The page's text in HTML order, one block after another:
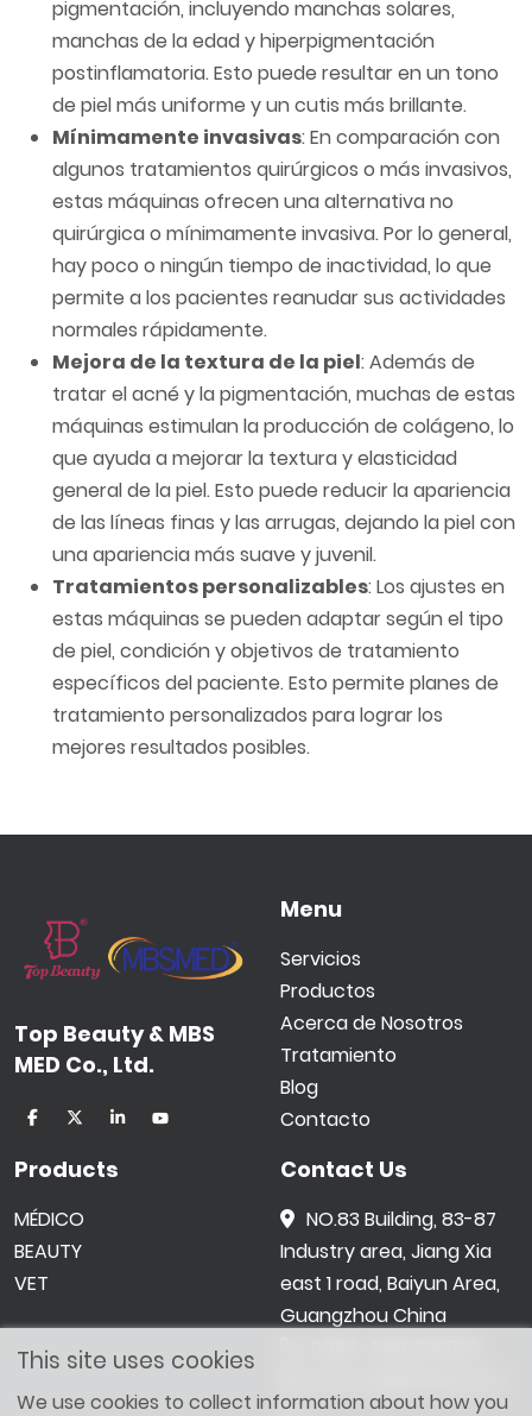
pigmentación, incluyendo manchas solares,
manchas de la edad y hiperpigmentación
postinflamatoria. Esto puede resultar en un tono
de piel más uniforme y un cutis más brillante.
Mínimamente invasivas: En comparación con
algunos tratamientos quirúrgicos o más invasivos,
estas máquinas ofrecen una alternativa no
quirúrgica o mínimamente invasiva. Por lo general,
hay poco o ningún tiempo de inactividad, lo que
permite a los pacientes reanudar sus actividades
normales rápidamente.
Mejora de la textura de la piel: Además de
tratar el acné y la pigmentación, muchas de estas
máquinas estimulan la producción de colágeno, lo
que ayuda a mejorar la textura y elasticidad
general de la piel. Esto puede reducir la apariencia
de las líneas finas y las arrugas, dejando la piel con
una apariencia más suave y juvenil.
Tratamientos personalizables: Los ajustes en
estas máquinas se pueden adaptar según el tipo
de piel, condición y objetivos de tratamiento
específicos del paciente. Esto permite planes de
tratamiento personalizados para lograr los
mejores resultados posibles.
Top Beauty & MBS
MED Co., Ltd.
Menu
Servicios
Productos
Acerca de Nosotros
Tratamiento
Blog
Contacto
Products
MÉDICO
BEAUTY
VET
Contact Us
NO.83 Building, 83-87
Industry area, Jiang Xia
east 1 road, Baiyun Area,
Guangzhou China
This site uses cookies
We use cookies to collect information about how you